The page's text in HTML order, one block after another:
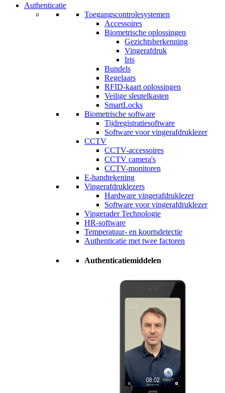
Authenticatie
Toegangscontrolesystemen
Accessoires
Biometrische oplossingen
Gezichtsherkenning
Vingerafdruk
Iris
Bundels
Regelaars
RFID-kaart oplossingen
Veilige sleutelkasten
SmartLocks
Biometrische software
Tijdregistratiesoftware
Software voor vingerafdruklezer
CCTV
CCTV-accessoires
CCTV camera's
CCTV-monitoren
E-handtekening
Vingerafdruklezers
Hardware vingerafdruklezer
Software voor vingerafdruklezer
Vingerader Technologie
HR-software
Temperatuur- en koortsdetectie
Authenticatie met twee factoren
Authenticatiemiddelen